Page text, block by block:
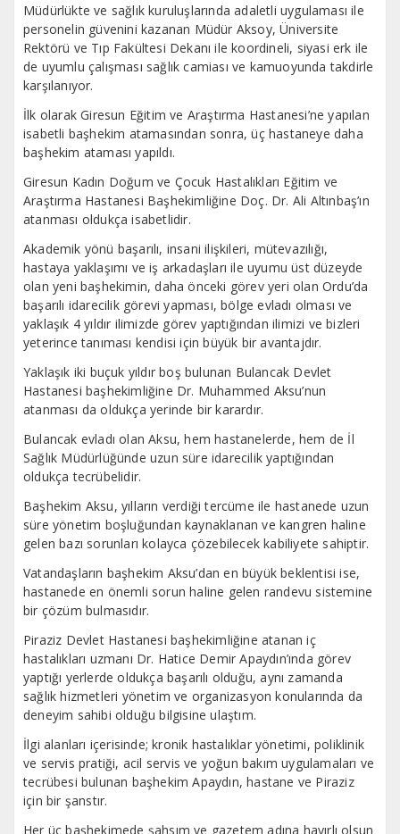
Müdürlükte ve sağlık kuruluşlarında adaletli uygulaması ile
personelin güvenini kazanan Müdür Aksoy, Üniversite
Rektörü ve Tıp Fakültesi Dekanı ile koordineli, siyasi erk ile
de uyumlu çalışması sağlık camiası ve kamuoyunda takdirle
karşılanıyor.
İlk olarak Giresun Eğitim ve Araştırma Hastanesi’ne yapılan
isabetli başhekim atamasından sonra, üç hastaneye daha
başhekim ataması yapıldı.
Giresun Kadın Doğum ve Çocuk Hastalıkları Eğitim ve
Araştırma Hastanesi Başhekimliğine Doç. Dr. Ali Altınbaş’ın
atanması oldukça isabetlidir.
Akademik yönü başarılı, insani ilişkileri, mütevazılığı,
hastaya yaklaşımı ve iş arkadaşları ile uyumu üst düzeyde
olan yeni başhekimin, daha önceki görev yeri olan Ordu’da
başarılı idarecilik görevi yapması, bölge evladı olması ve
yaklaşık 4 yıldır ilimizde görev yaptığından ilimizi ve bizleri
yeterince tanıması kendisi için büyük bir avantajdır.
Yaklaşık iki buçuk yıldır boş bulunan Bulancak Devlet
Hastanesi başhekimliğine Dr. Muhammed Aksu’nun
atanması da oldukça yerinde bir karardır.
Bulancak evladı olan Aksu, hem hastanelerde, hem de İl
Sağlık Müdürlüğünde uzun süre idarecilik yaptığından
oldukça tecrübelidir.
Başhekim Aksu, yılların verdiği tercüme ile hastanede uzun
süre yönetim boşluğundan kaynaklanan ve kangren haline
gelen bazı sorunları kolayca çözebilecek kabiliyete sahiptir.
Vatandaşların başhekim Aksu’dan en büyük beklentisi ise,
hastanede en önemli sorun haline gelen randevu sistemine
bir çözüm bulmasıdır.
Piraziz Devlet Hastanesi başhekimliğine atanan iç
hastalıkları uzmanı Dr. Hatice Demir Apaydın’ında görev
yaptığı yerlerde oldukça başarılı olduğu, aynı zamanda
sağlık hizmetleri yönetim ve organizasyon konularında da
deneyim sahibi olduğu bilgisine ulaştım.
İlgi alanları içerisinde; kronik hastalıklar yönetimi, poliklinik
ve servis pratiği, acil servis ve yoğun bakım uygulamaları ve
tecrübesi bulunan başhekim Apaydın, hastane ve Piraziz
için bir şanstır.
Her üç başhekimede şahsım ve gazetem adına hayırlı olsun